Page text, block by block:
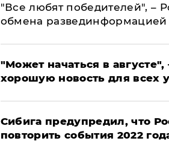
​"Все любят победителей", –
обмена
"Может начаться в
хорошую новость для всех
Сибига предупредил, что
повторить события 2022